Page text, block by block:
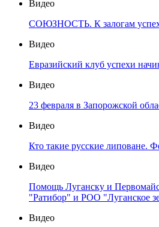
Видео
СОЮЗНОСТЬ. К залогам
Видео
Евразийский клуб успехи
Видео
23 февраля в Запорожской
Видео
Кто такие русские липоване.
Видео
Помощь Луганску и
"Ратибор" и РОО "Луганское
Видео